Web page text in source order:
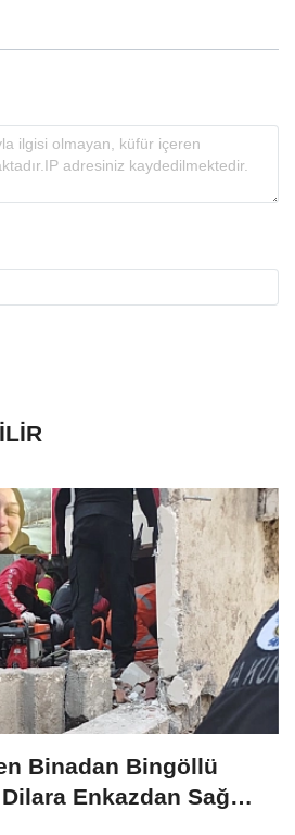
Binadan Bingöllü
Enkazdan Sağ